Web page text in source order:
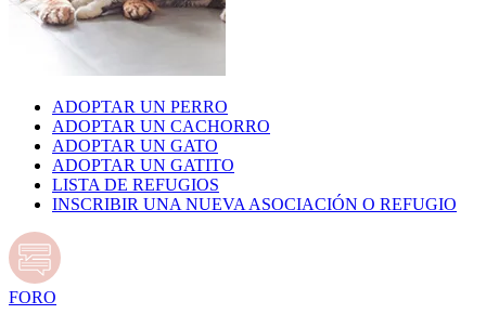
ADOPTAR UN PERRO
ADOPTAR UN CACHORRO
ADOPTAR UN GATO
ADOPTAR UN GATITO
LISTA DE REFUGIOS
INSCRIBIR UNA NUEVA ASOCIACIÓN O REFUGIO
FORO